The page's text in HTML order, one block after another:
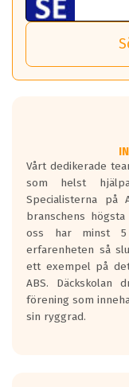
1548 kr
Det sparar dig tid
*PCD står för
Viktigt att Bult
Genom att du
och garantera att
vid åtdragning av
Sensorn sitter
och temperatur till
TPMS gör det
tryck. Skulle du
om detta.
helt kort att du
Samtliga ABS
sensorer.
Vårt dedikerade
som helst
Specialisterna på
branschens
oss har minst
erfarenheten så
ett exempel på
ABS. Däckskolan
förening som
sin ryggrad.